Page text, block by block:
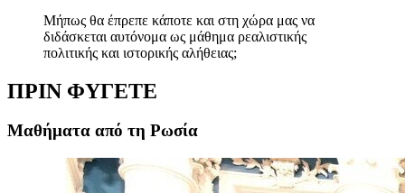
Μήπως θα έπρεπε κάποτε και στη χώρα μας να
διδάσκεται αυτόνομα ως μάθημα ρεαλιστικής
πολιτικής και ιστορικής αλήθειας;
ΠΡΙΝ ΦΥΓΕΤΕ
Μαθήματα από τη Ρωσία